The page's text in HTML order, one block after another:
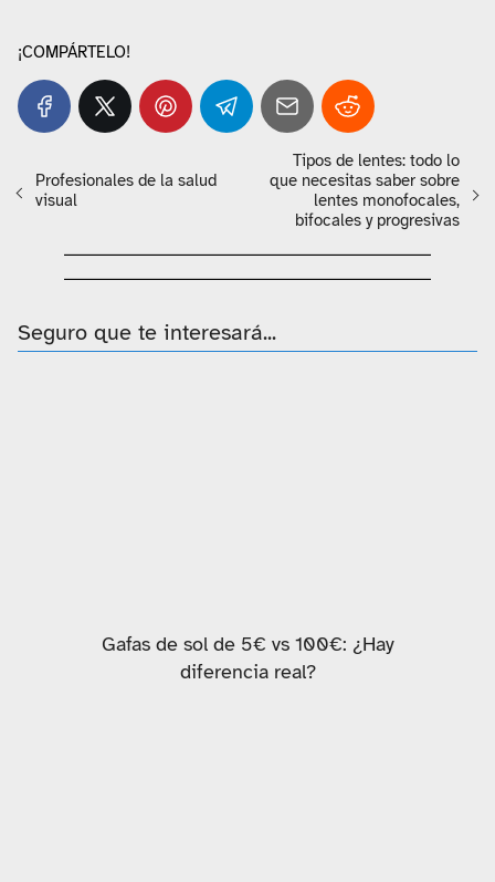
¡COMPÁRTELO!
Profesionales de la salud
visual
Tipos de lentes: todo lo
que necesitas saber sobre
lentes monofocales,
bifocales y progresivas
Seguro que te interesará...
Gafas de sol de 5€ vs 100€: ¿Hay
diferencia real?